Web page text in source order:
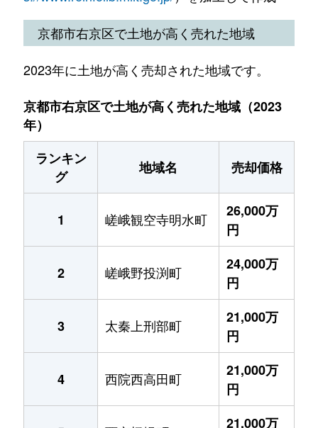
京都市右京区で土地が高く売れた地域
2023年に土地が高く売却された地域です。
京都市右京区で土地が高く売れた地域（2023
年）
ランキン
グ
地域名 売却価格
1 嵯峨観空寺明水町
26,000万
円
2 嵯峨野投渕町
24,000万
円
3 太秦上刑部町
21,000万
円
4 西院西高田町
21,000万
円
21,000万